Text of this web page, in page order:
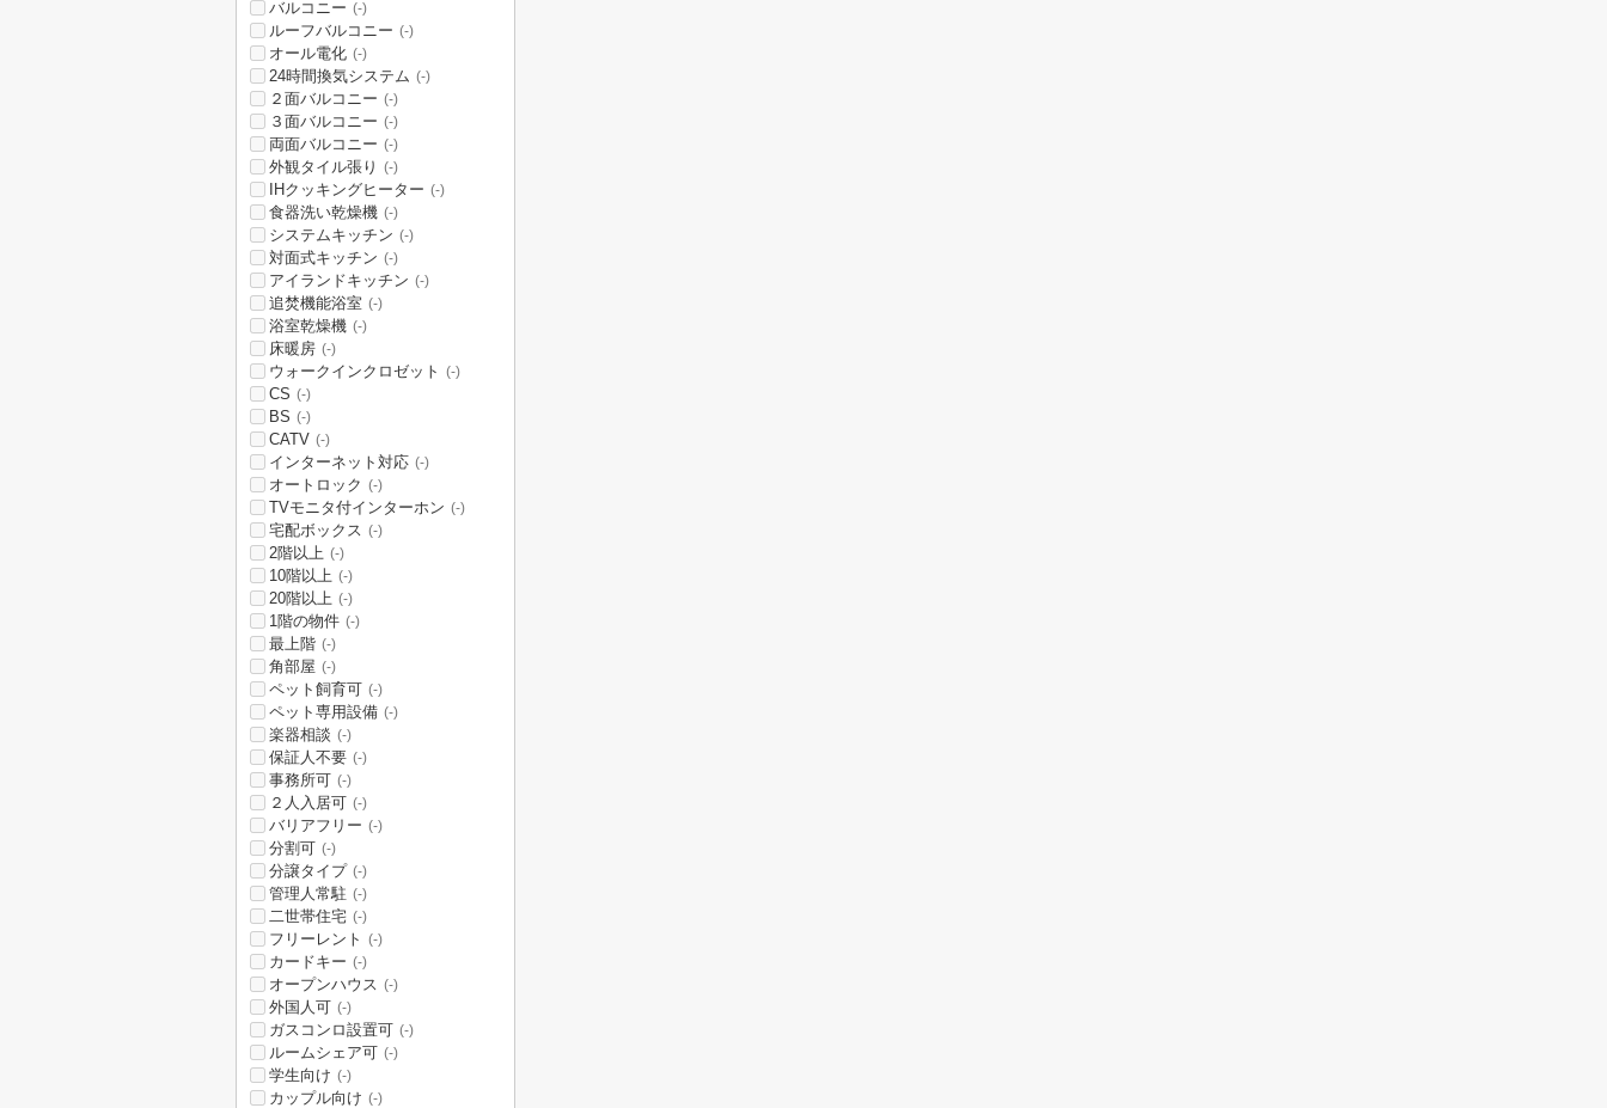
バルコニー (-)
ルーフバルコニー (-)
オール電化 (-)
24時間換気システム (-)
２面バルコニー (-)
３面バルコニー (-)
両面バルコニー (-)
外観タイル張り (-)
IHクッキングヒーター (-)
食器洗い乾燥機 (-)
システムキッチン (-)
対面式キッチン (-)
アイランドキッチン (-)
追焚機能浴室 (-)
浴室乾燥機 (-)
床暖房 (-)
ウォークインクロゼット (-)
CS (-)
BS (-)
CATV (-)
インターネット対応 (-)
オートロック (-)
TVモニタ付インターホン (-)
宅配ボックス (-)
2階以上 (-)
10階以上 (-)
20階以上 (-)
1階の物件 (-)
最上階 (-)
角部屋 (-)
ペット飼育可 (-)
ペット専用設備 (-)
楽器相談 (-)
保証人不要 (-)
事務所可 (-)
２人入居可 (-)
バリアフリー (-)
分割可 (-)
分譲タイプ (-)
管理人常駐 (-)
二世帯住宅 (-)
フリーレント (-)
カードキー (-)
オープンハウス (-)
外国人可 (-)
ガスコンロ設置可 (-)
ルームシェア可 (-)
学生向け (-)
カップル向け (-)